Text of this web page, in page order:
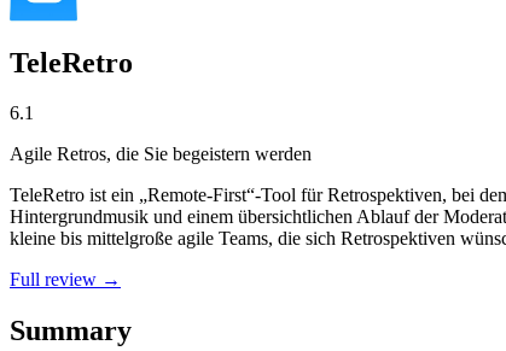
TeleRetro
6.1
Agile Retros, die Sie begeistern werden
TeleRetro ist ein „Remote-First“-Tool für Retrospektiven, bei
Hintergrundmusik und einem übersichtlichen Ablauf der
kleine bis mittelgroße agile Teams, die sich Retrospektiven
Full review →
Summary